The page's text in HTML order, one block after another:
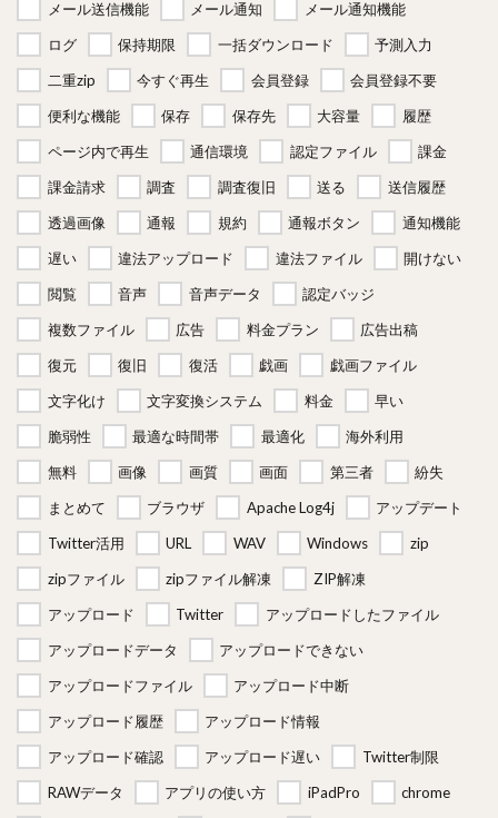
メール送信機能
メール通知
メール通知機能
ログ
保持期限 一括ダウンロード
予測入力
二重zip
今すぐ再生 会員登録
会員登録不要
便利な機能
保存 保存先 大容量
履歴
ページ内で再生
通信環境 認定ファイル
課金
課金請求
調査 調査復旧 送る
送信履歴
透過画像
通報 規約 通報ボタン
通知機能
遅い
違法アップロード 違法ファイル
開けない
閲覧
音声 音声データ
認定バッジ
複数ファイル
広告 料金プラン
広告出稿
復元
復旧 復活 戯画
戯画ファイル
文字化け
文字変換システム 料金
早い
脆弱性
最適な時間帯 最適化
海外利用
無料
画像 画質 画面 第三者
紛失
まとめて
ブラウザ Apache Log4j
アップデート
Twitter活用
URL WAV Windows
zip
zipファイル
zipファイル解凍
ZIP解凍
アップロード
Twitter
アップロードしたファイル
アップロードデータ
アップロードできない
アップロードファイル
アップロード中断
アップロード履歴
アップロード情報
アップロード確認
アップロード遅い
Twitter制限
RAWデータ
アプリの使い方 iPadPro
chrome